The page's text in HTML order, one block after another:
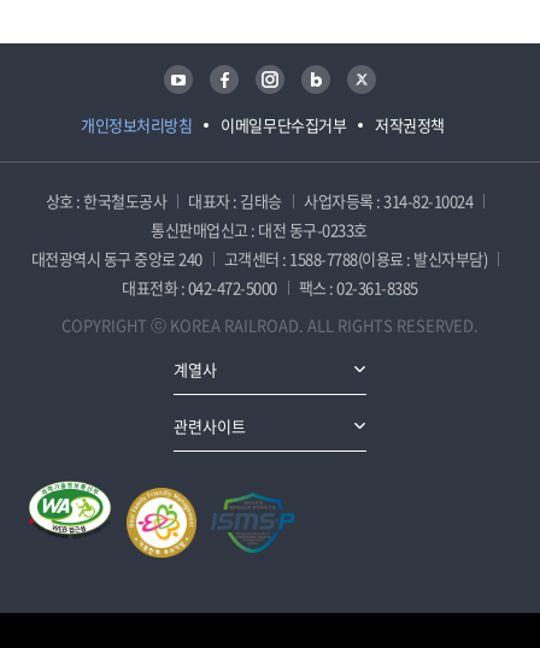
개인정보처리방침 이메일무단수집거부 저작권정책
유튜브 페이스북 인스타그램 블로그 트위터
상호 : 한국철도공사 대표자 : 김태승
사업자등록 : 314-82-10024
통신판매업신고 : 대전 동구-0233호
대전광역시 동구 중앙로 240
고객센터 : 1588-7788(이용료 : 발신자부담)
대표전화 : 042-472-5000
팩스 : 02-361-8385
COPYRIGHT ⓒ KOREA RAILROAD. ALL RIGHTS RESERVED.
계열사
관련사이트